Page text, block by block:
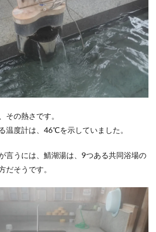
その熱さです。
温度計は、46℃を示していました。
言うには、鯖湖湯は、9つある共同浴場の
だそうです。